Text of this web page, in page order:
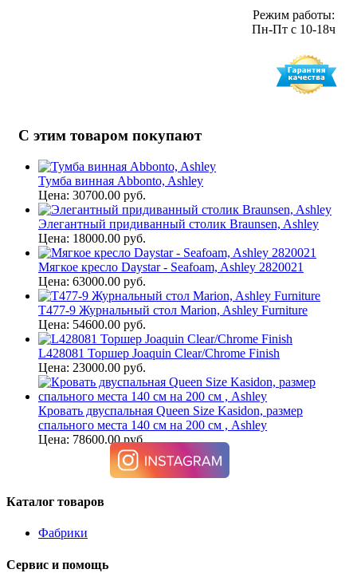
Режим работы:
Пн-Пт с 10-18ч
С этим товаром покупают
Тумба винная Abbonto, Ashley
Цена: 30700.00 руб.
Элегантный придиванный столик Braunsen, Ashley
Цена: 18000.00 руб.
Мягкое кресло Daystar - Seafoam, Ashley 2820021
Цена: 63000.00 руб.
T477-9 Журнальный стол Marion, Ashley Furniture
Цена: 54600.00 руб.
L428081 Торшер Joaquin Clear/Chrome Finish
Цена: 23000.00 руб.
Кровать двуспальная Queen Size Kasidon, размер
спального места 140 см на 200 см , Ashley
Цена: 78600.00 руб.
Каталог товаров
Фабрики
Сервис и помощь